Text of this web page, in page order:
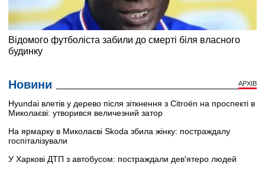
Новини АРХІВ
Hyundai влетів у дерево після зіткнення з Citroën на проспекті в
Миколаєві: утворився величезний затор
На ярмарку в Миколаєві Skoda збила жінку: постраждалу
госпіталізували
У Харкові ДТП з автобусом: постраждали дев'ятеро людей